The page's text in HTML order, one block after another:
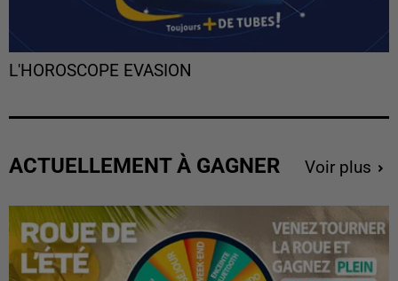
L'HOROSCOPE EVASION
ACTUELLEMENT À GAGNER Voir plus